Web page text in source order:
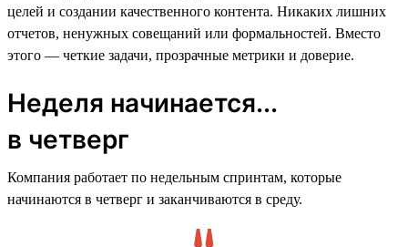
целей и создании качественного контента. Никаких лишних
отчетов, ненужных совещаний или формальностей. Вместо
этого — четкие задачи, прозрачные метрики и доверие.
Неделя начинается...
в четверг
Компания работает по недельным спринтам, которые
начинаются в четверг и заканчиваются в среду.